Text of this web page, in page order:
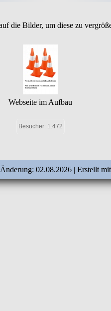
die Bilder, um diese zu
Webseite im Aufbau
Besucher: 1.472
02.08.2026 | Erstellt